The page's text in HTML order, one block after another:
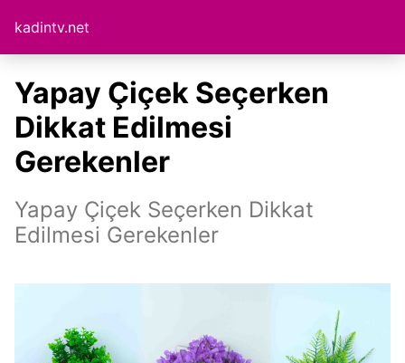
kadintv.net
Yapay Çiçek Seçerken
Dikkat Edilmesi
Gerekenler
Yapay Çiçek Seçerken Dikkat
Edilmesi Gerekenler